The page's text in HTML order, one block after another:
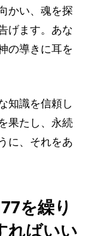
かい、魂を探
げます。あな
の導きに耳を
知識を信頼し
果たし、永続
に、それをあ
を繰り
ればいい